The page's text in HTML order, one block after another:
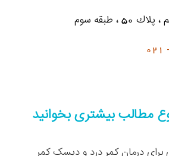
، طبقه سوم
مطالب بیشتری بخوانید
درمان کمر درد و دیسک کمر